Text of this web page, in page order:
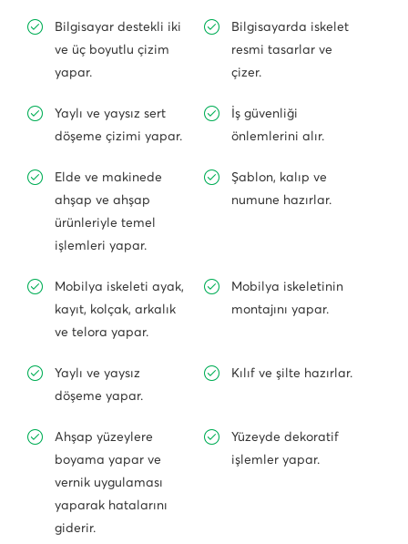
Bilgisayar destekli iki
ve üç boyutlu çizim
yapar.
Bilgisayarda iskelet
resmi tasarlar ve
çizer.
Yaylı ve yaysız sert
döşeme çizimi yapar.
İş güvenliği
önlemlerini alır.
Elde ve makinede
ahşap ve ahşap
ürünleriyle temel
işlemleri yapar.
Şablon, kalıp ve
numune hazırlar.
Mobilya iskeleti ayak,
kayıt, kolçak, arkalık
ve telora yapar.
Mobilya iskeletinin
montajını yapar.
Yaylı ve yaysız
döşeme yapar.
Kılıf ve şilte hazırlar.
Ahşap yüzeylere
boyama yapar ve
vernik uygulaması
yaparak hatalarını
giderir.
Yüzeyde dekoratif
işlemler yapar.